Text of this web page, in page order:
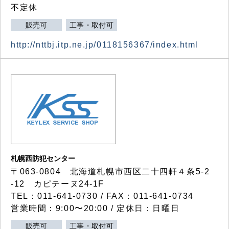
不定休
販売可 工事・取付可
http://nttbj.itp.ne.jp/0118156367/index.html
札幌西防犯センター
〒063-0804 北海道札幌市西区二十四軒４条5-2
-12 カピテーヌ24-1F
TEL：011-641-0730 / FAX：011-641-0734
営業時間：9:00〜20:00 / 定休日：日曜日
販売可 工事・取付可